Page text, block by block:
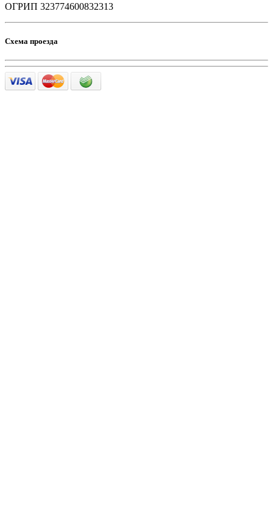
ОГРИП 323774600832313
Схема проезда